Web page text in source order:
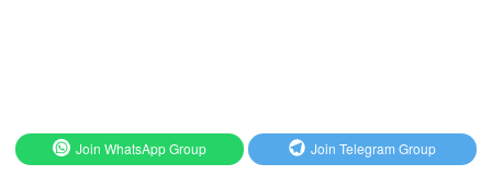
Join WhatsApp Group Join Telegram Group